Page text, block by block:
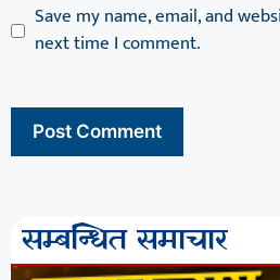
Save my name, email, and
next time I comment.
सम्बन्धित समाचार